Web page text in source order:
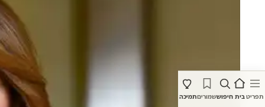
תפריטבית חיפוששמוריםתמיכה